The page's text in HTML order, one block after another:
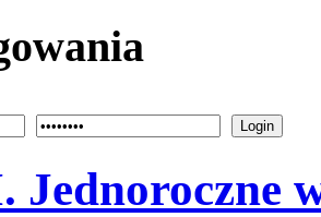
Login
Jednoroczne